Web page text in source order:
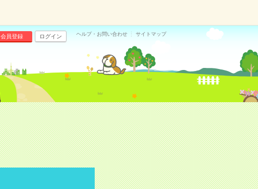
会員登録 ログイン ヘルプ・お問い合わせ サイトマップ